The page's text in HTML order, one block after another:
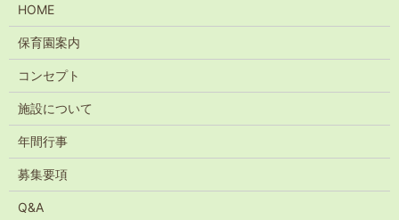
HOME
保育園案内
コンセプト
施設について
年間行事
募集要項
Q&A